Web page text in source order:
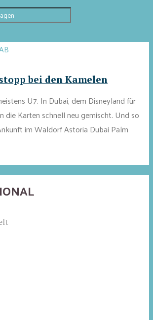
bei den Kamelen
U7. In Dubai, dem Disneyland für
die Karten schnell neu gemischt. Und so
im Waldorf Astoria Dubai Palm